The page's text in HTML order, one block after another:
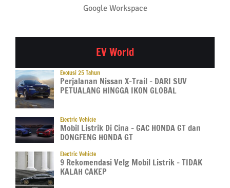
Google Workspace
EV World
Evolusi 25 Tahun
Perjalanan Nissan X-Trail – DARI SUV
PETUALANG HINGGA IKON GLOBAL
Electric Vehicle
Mobil Listrik Di Cina – GAC HONDA GT dan
DONGFENG HONDA GT
Electric Vehicle
9 Rekomendasi Velg Mobil Listrik – TIDAK
KALAH CAKEP